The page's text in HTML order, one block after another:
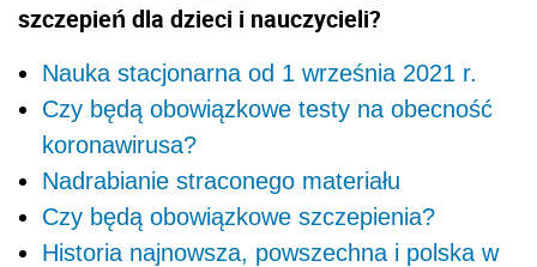
szczepień dla dzieci i nauczycieli?
Nauka stacjonarna od 1 września 2021 r.
Czy będą obowiązkowe testy na obecność
koronawirusa?
Nadrabianie straconego materiału
Czy będą obowiązkowe szczepienia?
Historia najnowsza, powszechna i polska w